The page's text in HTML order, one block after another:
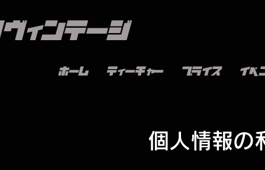
ィンテージ
ホーム ティーチャー プライス イベ
個人情報の